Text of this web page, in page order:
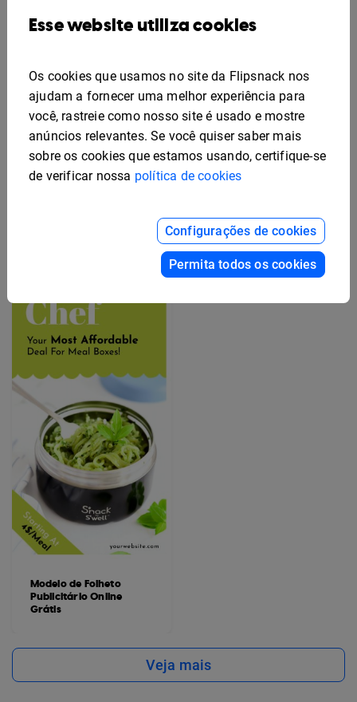
Modelo de Flyer de
Benefícios para
Funcionários Editável
Modelo de Folheto
Publicitário Online
Grátis
Veja mais
Esse website utiliza cookies
Os cookies que usamos no site da Flipsnack nos
ajudam a fornecer uma melhor experiência para
você, rastreie como nosso site é usado e mostre
anúncios relevantes. Se você quiser saber mais
sobre os cookies que estamos usando, certifique-se
de verificar nossa política de cookies
Configurações de cookies
Permita todos os cookies